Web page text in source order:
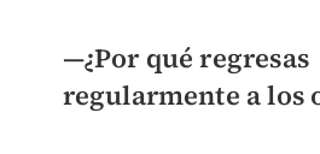
—¿Por qué regresas
regularmente a los